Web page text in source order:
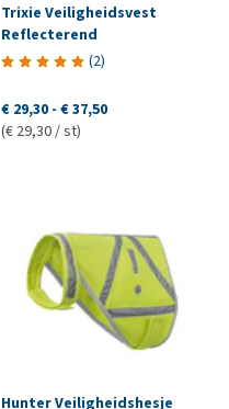
Trixie Veiligheidsvest
Reflecterend
(2)
€ 29,30 - € 37,50
(€ 29,30 / st)
Hunter Veiligheidshesje